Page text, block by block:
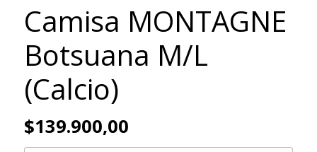
Camisa MONTAGNE
Botsuana M/L
(Calcio)
$139.900,00